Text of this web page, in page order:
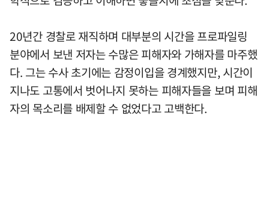
20년간 경찰로 재직하며 대부분의 시간을 프로파일링
분야에서 보낸 저자는 수많은 피해자와 가해자를 마주했
다. 그는 수사 초기에는 감정이입을 경계했지만, 시간이
지나도 고통에서 벗어나지 못하는 피해자들을 보며 피해
자의 목소리를 배제할 수 없었다고 고백한다.